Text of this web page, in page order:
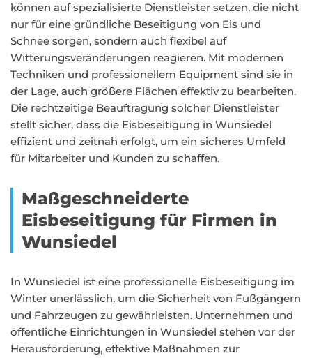
können auf spezialisierte Dienstleister setzen, die nicht
nur für eine gründliche Beseitigung von Eis und
Schnee sorgen, sondern auch flexibel auf
Witterungsveränderungen reagieren. Mit modernen
Techniken und professionellem Equipment sind sie in
der Lage, auch größere Flächen effektiv zu bearbeiten.
Die rechtzeitige Beauftragung solcher Dienstleister
stellt sicher, dass die Eisbeseitigung in Wunsiedel
effizient und zeitnah erfolgt, um ein sicheres Umfeld
für Mitarbeiter und Kunden zu schaffen.
Maßgeschneiderte
Eisbeseitigung für Firmen in
Wunsiedel
In Wunsiedel ist eine professionelle Eisbeseitigung im
Winter unerlässlich, um die Sicherheit von Fußgängern
und Fahrzeugen zu gewährleisten. Unternehmen und
öffentliche Einrichtungen in Wunsiedel stehen vor der
Herausforderung, effektive Maßnahmen zur